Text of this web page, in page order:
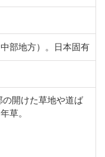
部地方）。日本固有
開けた草地や道ば
草。